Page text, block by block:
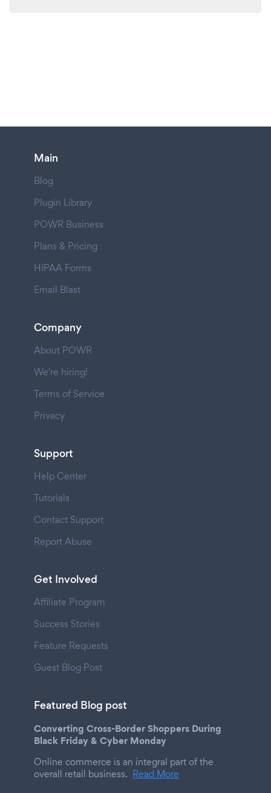
Main
Blog
Plugin Library
POWR Business
Plans & Pricing
HIPAA Forms
Email Blast
Company
About POWR
We're hiring!
Terms of Service
Privacy
Support
Help Center
Tutorials
Contact Support
Report Abuse
Get Involved
Affiliate Program
Success Stories
Feature Requests
Guest Blog Post
Featured Blog post
Converting Cross-Border Shoppers During
Black Friday & Cyber Monday
Online commerce is an integral part of the
overall retail business. Read More